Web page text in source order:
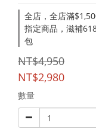
全店，全店滿
指定商品，滋補
包
NT$4,950
NT$2,980
數量